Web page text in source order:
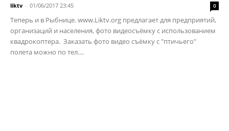
liktv - 01/06/2017 23:45 0
Теперь и в Рыбнице. www.Liktv.org предлагает для предприятий,
организаций и населения, фото видеосъёмку с использованием
квадрокоптера. Заказать фото видео съёмку с "птичьего"
полета можно по тел....